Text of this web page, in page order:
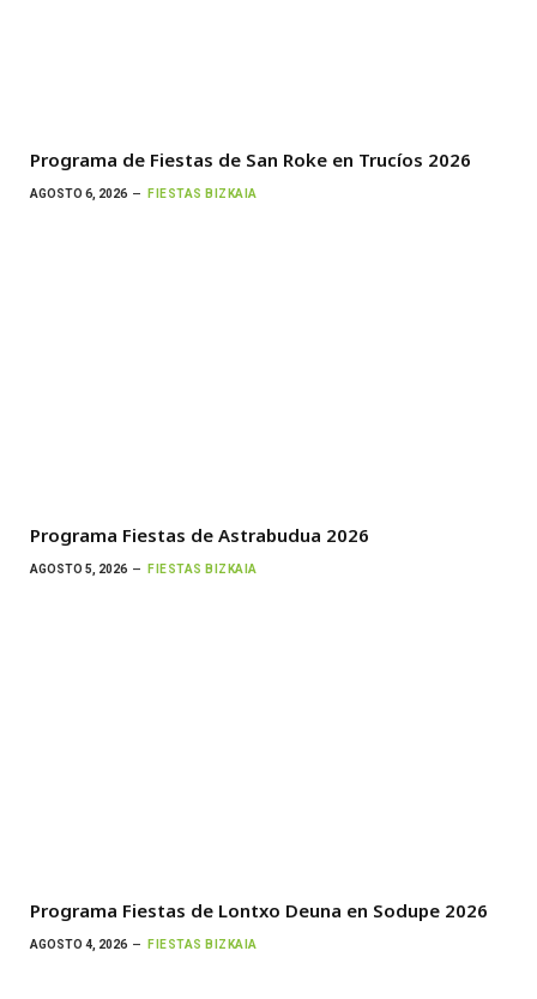
Programa de Fiestas de San Roke en Trucíos 2026
AGOSTO 6, 2026 FIESTAS BIZKAIA
Programa Fiestas de Astrabudua 2026
AGOSTO 5, 2026 FIESTAS BIZKAIA
Programa Fiestas de Lontxo Deuna en Sodupe 2026
AGOSTO 4, 2026 FIESTAS BIZKAIA